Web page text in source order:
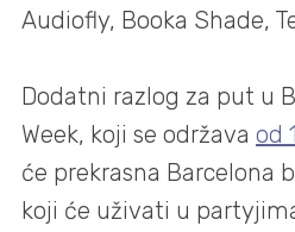
Audiofly, Booka Shade,
Dodatni razlog za put u
Week, koji se održava od
će prekrasna Barcelona
koji će uživati u